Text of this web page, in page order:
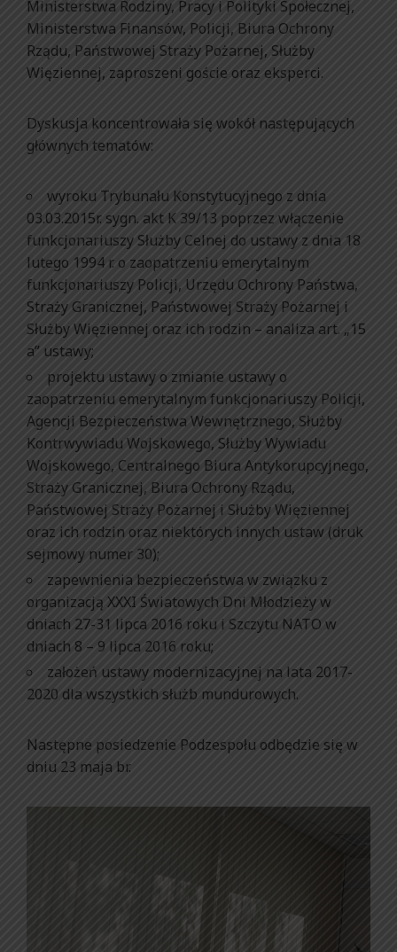
Ministerstwa Rodziny, Pracy i Polityki Społecznej,
Ministerstwa Finansów, Policji, Biura Ochrony
Rządu, Państwowej Straży Pożarnej, Służby
Więziennej, zaproszeni goście oraz eksperci.
Dyskusja koncentrowała się wokół następujących
głównych tematów:
wyroku Trybunału Konstytucyjnego z dnia
03.03.2015r. sygn. akt K 39/13 poprzez włączenie
funkcjonariuszy Służby Celnej do ustawy z dnia 18
lutego 1994 r. o zaopatrzeniu emerytalnym
funkcjonariuszy Policji, Urzędu Ochrony Państwa,
Straży Granicznej, Państwowej Straży Pożarnej i
Służby Więziennej oraz ich rodzin – analiza art. „15
a” ustawy;
projektu ustawy o zmianie ustawy o
zaopatrzeniu emerytalnym funkcjonariuszy Policji,
Agencji Bezpieczeństwa Wewnętrznego, Służby
Kontrwywiadu Wojskowego, Służby Wywiadu
Wojskowego, Centralnego Biura Antykorupcyjnego,
Straży Granicznej, Biura Ochrony Rządu,
Państwowej Straży Pożarnej i Służby Więziennej
oraz ich rodzin oraz niektórych innych ustaw (druk
sejmowy numer 30);
zapewnienia bezpieczeństwa w związku z
organizacją XXXI Światowych Dni Młodzieży w
dniach 27-31 lipca 2016 roku i Szczytu NATO w
dniach 8 – 9 lipca 2016 roku;
założeń ustawy modernizacyjnej na lata 2017-
2020 dla wszystkich służb mundurowych.
Następne posiedzenie Podzespołu odbędzie się w
dniu 23 maja br.